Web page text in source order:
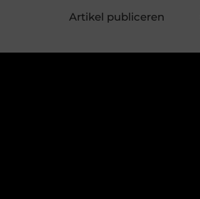
Artikel publiceren